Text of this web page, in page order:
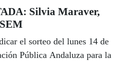
Silvia Maraver,
el sorteo del lunes 14 de
Pública Andaluza para la